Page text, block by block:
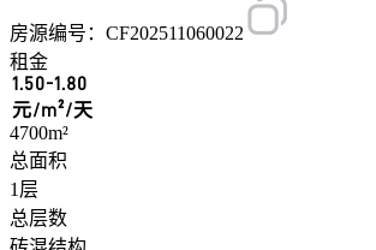
房源编号：CF202511060022
租金
1.50-1.80
元/m²/天
4700m²
总面积
1层
总层数